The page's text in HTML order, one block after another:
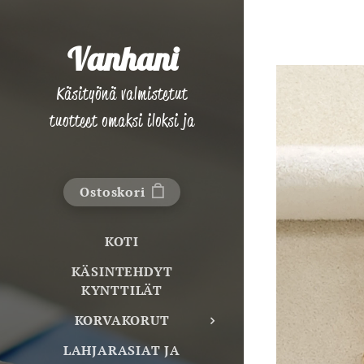
Vanhani
Käsityönä valmistetut
tuotteet omaksi iloksi ja
Ostoskori
KOTI
KÄSINTEHDYT
KYNTTILÄT
KORVAKORUT
LAHJARASIAT JA